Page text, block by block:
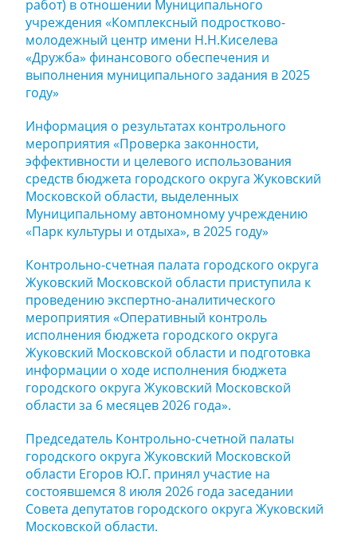
работ) в отношении Муниципального
учреждения «Комплексный подростково-
молодежный центр имени Н.Н.Киселева
«Дружба» финансового обеспечения и
выполнения муниципального задания в 2025
году»
Информация о результатах контрольного
мероприятия «Проверка законности,
эффективности и целевого использования
средств бюджета городского округа Жуковский
Московской области, выделенных
Муниципальному автономному учреждению
«Парк культуры и отдыха», в 2025 году»
Контрольно-счетная палата городского округа
Жуковский Московской области приступила к
проведению экспертно-аналитического
мероприятия «Оперативный контроль
исполнения бюджета городского округа
Жуковский Московской области и подготовка
информации о ходе исполнения бюджета
городского округа Жуковский Московской
области за 6 месяцев 2026 года».
Председатель Контрольно-счетной палаты
городского округа Жуковский Московской
области Егоров Ю.Г. принял участие на
состоявшемся 8 июля 2026 года заседании
Совета депутатов городского округа Жуковский
Московской области.